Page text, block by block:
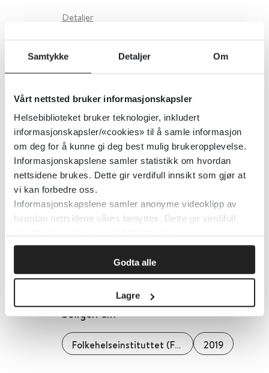
Samtykke Detaljer Om
Vårt nettsted bruker informasjonskapsler
Helsebiblioteket bruker teknologier, inkludert
informasjonskapsler/«cookies» til å samle informasjon
om deg for å kunne gi deg best mulig brukeropplevelse.
Informasjonskapslene samler statistikk om hvordan
nettsidene brukes. Dette gir verdifull innsikt som gjør at
vi kan forbedre oss.
Informasjonskapslene samler anonyme videoklipp av
hvordan nettsidene våres benyttes. Dette gir verdifull
Godta alle
Lagre
Detaljer
Godt inneklima for spedbarn
Helsedirektoratet 2021
Detaljer
Godt inneklima i boligen
Helsedirektoratet 2018
Godt inneklima - råd om hvordan
du kan sikre godt inneklima i
boligen din
Folkehelseinstituttet (FHI) 2019